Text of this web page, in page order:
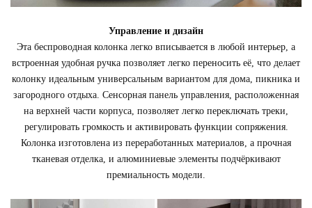
Управление и дизайн
Эта беспроводная колонка легко вписывается в любой интерьер, а
встроенная удобная ручка позволяет легко переносить её, что делает
колонку идеальным универсальным вариантом для дома, пикника и
загородного отдыха. Сенсорная панель управления, расположенная
на верхней части корпуса, позволяет легко переключать треки,
регулировать громкость и активировать функции сопряжения.
Колонка изготовлена из переработанных материалов, а прочная
тканевая отделка, и алюминиевые элементы подчёркивают
премиальность модели.